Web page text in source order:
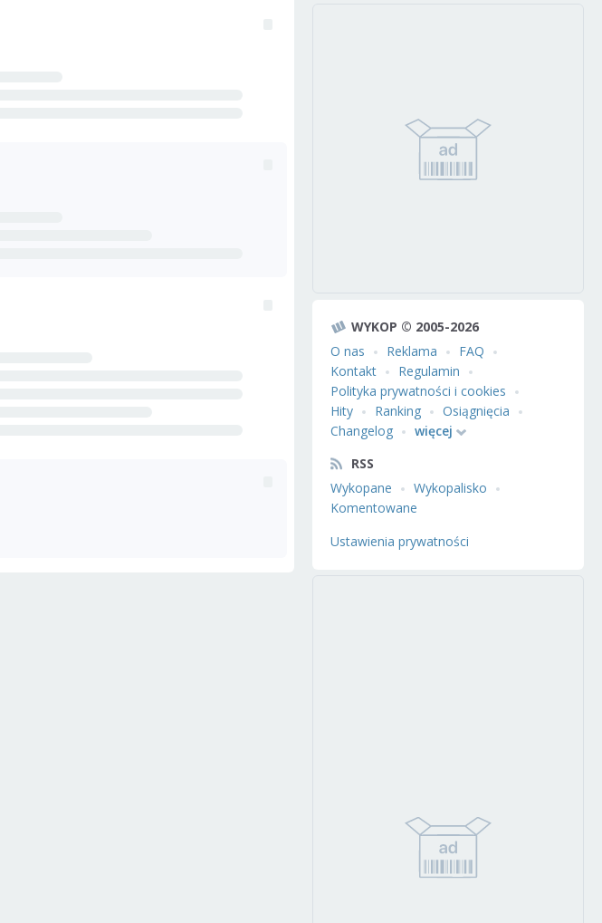
WYKOP © 2005-2026
O nas
Reklama
FAQ
Kontakt
Regulamin
Polityka prywatności i cookies
Hity
Ranking
Osiągnięcia
Changelog
więcej
RSS
Wykopane
Wykopalisko
Komentowane
Ustawienia prywatności